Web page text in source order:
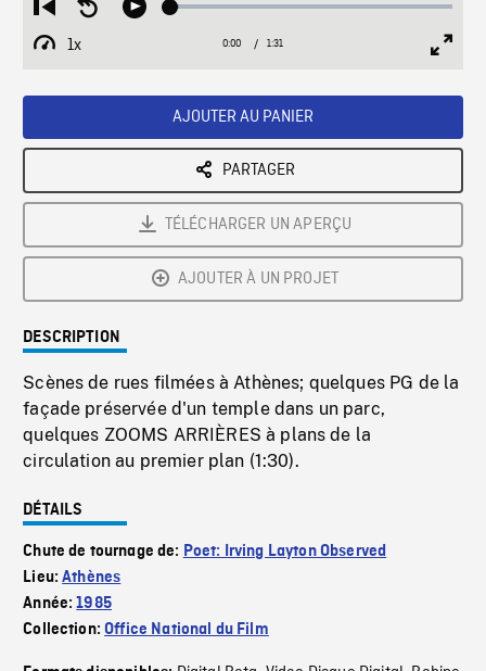
Restart
from
beginning
Seek
Play Loaded:
1x
Playback
Current
0:00 / Duration
1:31
AJOUTER AU PANIER
PARTAGER
TÉLÉCHARGER UN APERÇU
AJOUTER À UN PROJET
DESCRIPTION
Scènes de rues filmées à Athènes; quelques PG de la
façade préservée d'un temple dans un parc,
quelques ZOOMS ARRIÈRES à plans de la
circulation au premier plan (1:30).
DÉTAILS
Chute de tournage de: Poet: Irving Layton Observed
Lieu:Athènes
Année:1985
Collection:Office National du Film